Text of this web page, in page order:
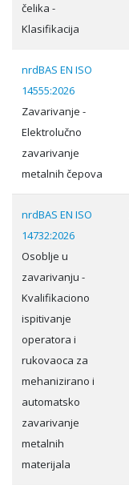
čelika -
Klasifikacija
nrdBAS EN ISO
14555:2026
Zavarivanje -
Elektrolučno
zavarivanje
metalnih čepova
nrdBAS EN ISO
14732:2026
Osoblje u
zavarivanju -
Kvalifikaciono
ispitivanje
operatora i
rukovaoca za
mehanizirano i
automatsko
zavarivanje
metalnih
materijala